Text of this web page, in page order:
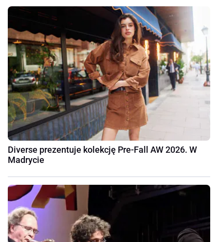
Diverse prezentuje kolekcję Pre-Fall AW 2026. W
Madrycie